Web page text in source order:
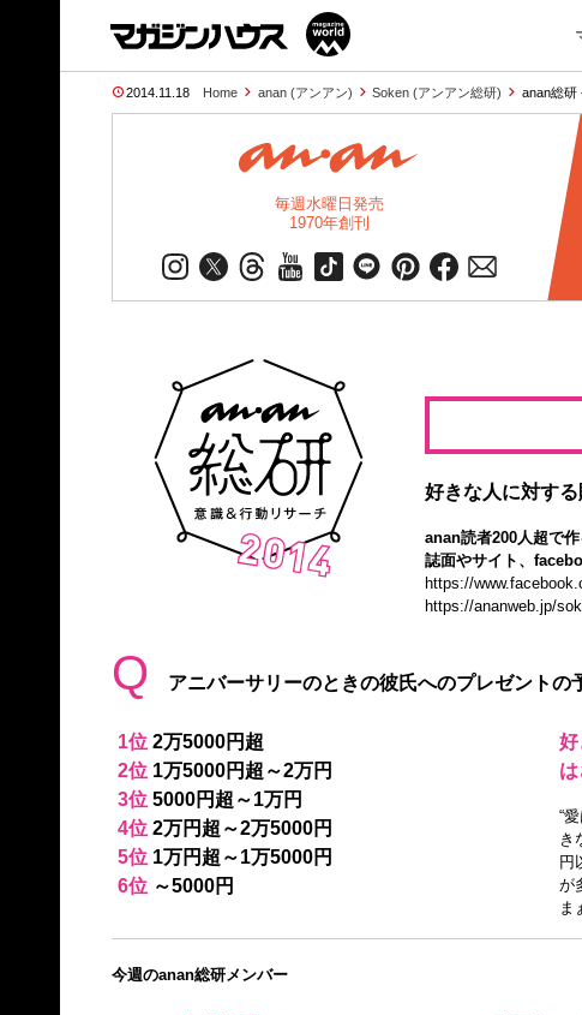
2014.11.18 Home anan (アンアン) Soken (アンアン総研) anan総研
毎週水曜日発売
1970年創刊
好きな人に対す
anan読者200人超で
誌面やサイト、
https://
https://ananweb.jp/
Q アニバーサリーのときの彼氏へのプレゼントの
1位 2万5000円超
2位 1万5000円超～2万円
3位 5000円超～1万円
4位 2万円超～2万5000円
5位 1万円超～1万5000円
6位 ～5000円
“
き
円
が
ま
今週のanan総研メンバー